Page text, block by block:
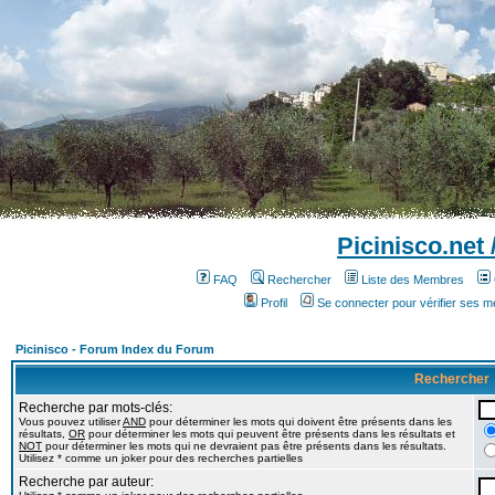
Picinisco.net
FAQ Rechercher Liste des Membres
Profil
Se connecter pour vérifier ses
Picinisco - Forum Index du Forum
Rechercher
Recherche par mots-clés:
Vous pouvez utiliserAND pour déterminer les mots qui doivent être présents dans les
résultats, OR pour déterminer les mots qui peuvent être présents dans les résultats et
NOT pour déterminer les mots qui ne devraient pas être présents dans les résultats.
Utilisez * comme un joker pour des recherches partielles
Recherche par auteur: